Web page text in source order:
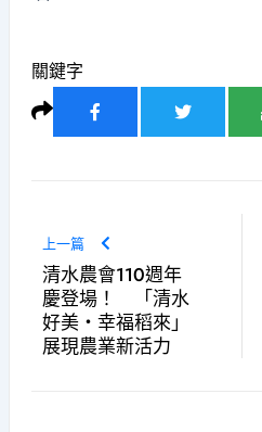
關鍵字
上一篇
清水農會110週年
慶登場！ 「清水
好美・幸福稻來」
展現農業新活力